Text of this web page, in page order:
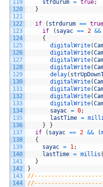
119
120
121
122
123
124
125
126
127
128
129
130
131
132
133
134
135
136
137
138
139
140
141
142
143
144
strdurum = true;
}
if ( strdurum == true
if
( sayac == 2 &&
{
digitalWrite(
digitalWrite(
digitalWrite(
digitalWrite(
delay(
digitalWrite(
digitalWrite(
digitalWrite(
digitalWrite(
sayac = 0;
lastTime =
}
}
if
( sayac == 2 && (
{
sayac = 1 ;
lastTime = millis (
}
}